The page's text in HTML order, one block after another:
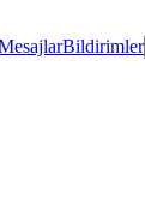
Bildirimler